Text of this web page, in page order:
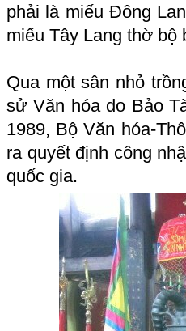
phải là miếu Đông
miếu Tây Lang thờ bộ
Qua một sân nhỏ
sử Văn hóa do Bảo
1989, Bộ Văn hóa-
ra quyết định công
quốc gia.